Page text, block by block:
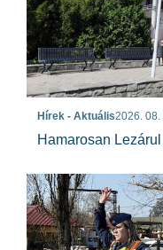
Hírek - Aktuális2026. 08.
Hamarosan